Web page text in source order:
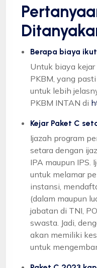
Berapa biaya
Untuk biaya
PKBM, yang
untuk lebih
PKBM INTAN di
Kejar Paket C
Ijazah program
setara dengan
IPA maupun IPS.
untuk melamar
instansi,
(dalam maupun
jabatan di TNI,
swasta. Jadi,
akan memiliki
untuk